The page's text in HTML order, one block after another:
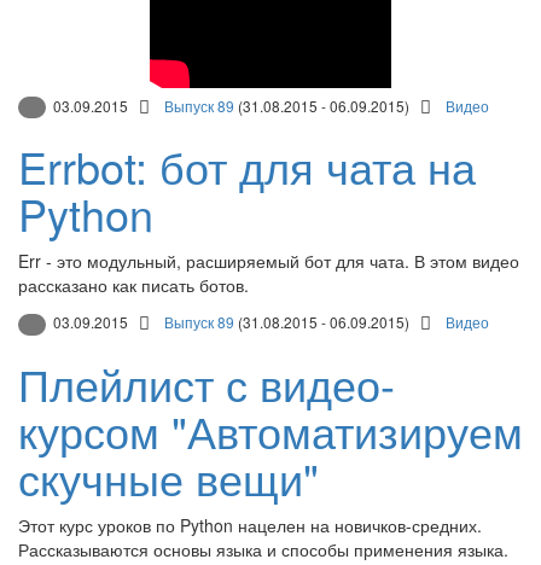
03.09.2015 Выпуск 89 (31.08.2015 - 06.09.2015) Видео
Errbot: бот для чата на
Python
Err - это модульный, расширяемый бот для чата. В этом видео
рассказано как писать ботов.
03.09.2015 Выпуск 89 (31.08.2015 - 06.09.2015) Видео
Плейлист с видео-
курсом "Автоматизируем
скучные вещи"
Этот курс уроков по Python нацелен на новичков-средних.
Рассказываются основы языка и способы применения языка.